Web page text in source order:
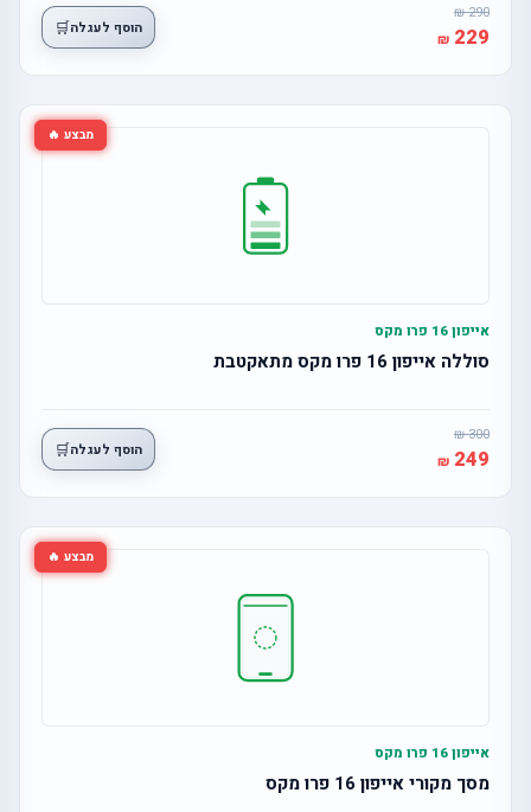
290
229 הוסף לעגלה🛒
מבצע 🔥
אייפון 16 פרו מקס
סוללה אייפון 16 פרו מקס מתאקטבת
300
249 הוסף לעגלה🛒
מבצע 🔥
אייפון 16 פרו מקס
מסך מקורי אייפון 16 פרו מקס